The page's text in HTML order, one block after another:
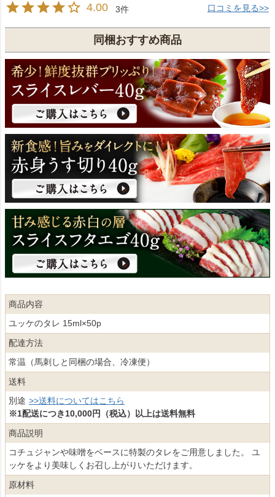
4.00 3 口コミを見る>>
商品内容
ユッケのタレ 15ml×50p
配達方法
常温（馬刺しと同梱の場合、冷凍便）
送料
別途 >>送料についてはこちら
※1配送につき10,000円（税込）以上は送料無料
商品説明
コチュジャンや味噌をベースに特製のタレをご用意しました。 ユ
ッケをより美味しくお召し上がりいただけます。
原材料
同梱おすすめ商品